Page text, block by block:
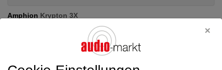
Amphion Krypton 3X